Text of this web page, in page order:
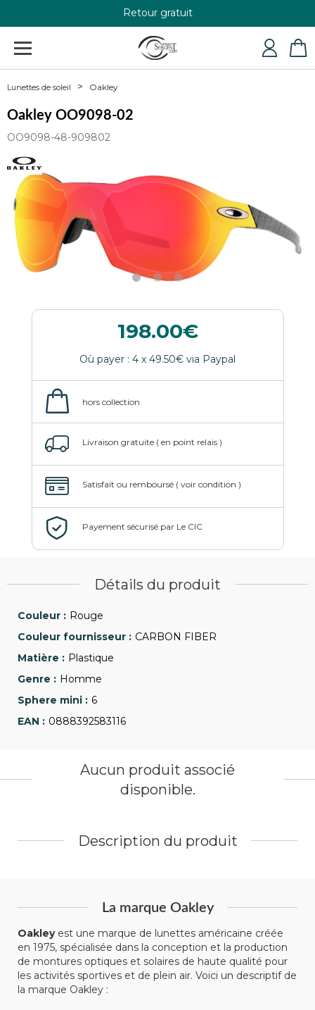
Retour gratuit
+33 4 79 24 76 84
Lunettes de soleil Oakley
Oakley OO9098-02
OO9098-48-909802
198.00
Détails du produit
Rouge
CARBON FIBER
Plastique
Homme
6
0888392583116
Description du produit
La marque Oakley
Oakleyest une marque de lunettes américaine créée
en 1975, spécialisée dans la conception et la production
de montures optiques et solaires de haute qualité pour
les activités sportives et de plein air. Voici un descriptif de
la marque Oakley :
Aucun produit associé
disponible.